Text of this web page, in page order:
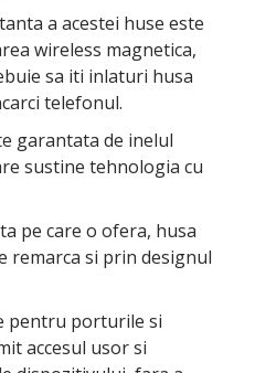
a acestei huse este
wireless magnetica,
sa iti inlaturi husa
telefonul.
garantata de inelul
sustine tehnologia cu
pe care o ofera, husa
remarca si prin designul
pentru porturile si
accesul usor si